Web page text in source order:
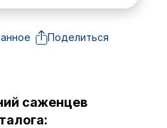
Поделиться
саженцев